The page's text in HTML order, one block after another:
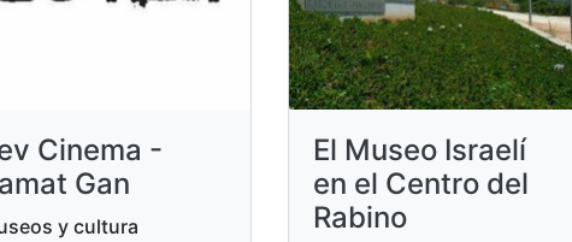
Cinema -
Gan
y cultura
El Museo Israelí
en el Centro del
Rabino